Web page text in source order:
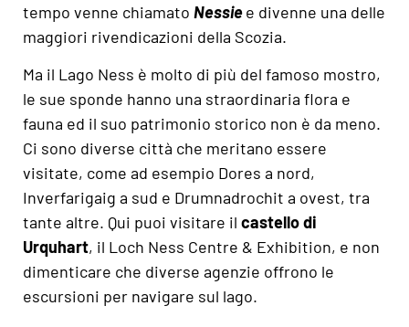
tempo venne chiamato Nessiee divenne una delle
maggiori rivendicazioni della Scozia.
Ma il Lago Ness è molto di più del famoso mostro,
le sue sponde hanno una straordinaria flora e
fauna ed il suo patrimonio storico non è da meno.
Ci sono diverse città che meritano essere
visitate, come ad esempio Dores a nord,
Inverfarigaig a sud e Drumnadrochit a ovest, tra
tante altre. Qui puoi visitare il castello di
Urquhart, il Loch Ness Centre & Exhibition, e non
dimenticare che diverse agenzie offrono le
escursioni per navigare sul lago.